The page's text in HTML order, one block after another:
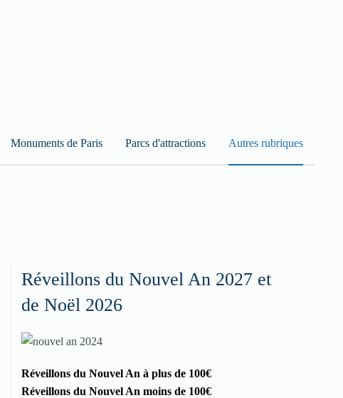
Monuments de Paris Parcs d'attractions Autres rubriques
Réveillons du Nouvel An 2027 et
de Noël 2026
Réveillons du Nouvel An à plus de 100€
Réveillons du Nouvel An moins de 100€